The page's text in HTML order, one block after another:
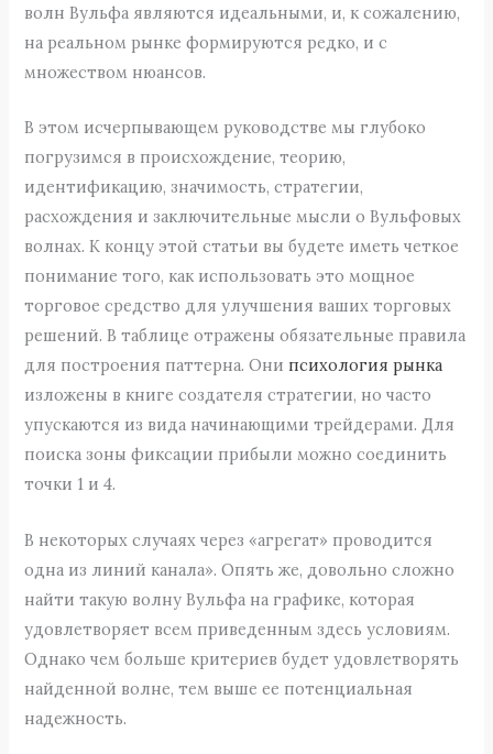
волн Вульфа являются идеальными, и, к сожалению,
на реальном рынке формируются редко, и с
множеством нюансов.
В этом исчерпывающем руководстве мы глубоко
погрузимся в происхождение, теорию,
идентификацию, значимость, стратегии,
расхождения и заключительные мысли о Вульфовых
волнах. К концу этой статьи вы будете иметь четкое
понимание того, как использовать это мощное
торговое средство для улучшения ваших торговых
решений. В таблице отражены обязательные правила
для построения паттерна. Они психология рынка
изложены в книге создателя стратегии, но часто
упускаются из вида начинающими трейдерами. Для
поиска зоны фиксации прибыли можно соединить
точки 1 и 4.
В некоторых случаях через «агрегат» проводится
одна из линий канала». Опять же, довольно сложно
найти такую ​​волну Вульфа на графике, которая
удовлетворяет всем приведенным здесь условиям.
Однако чем больше критериев будет удовлетворять
найденной волне, тем выше ее потенциальная
надежность.